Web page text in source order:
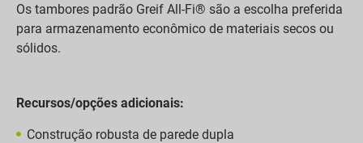
Os tambores padrão Greif All-Fi® são a escolha preferida
para armazenamento econômico de materiais secos ou
sólidos.
Recursos/opções adicionais:
Construção robusta de parede dupla